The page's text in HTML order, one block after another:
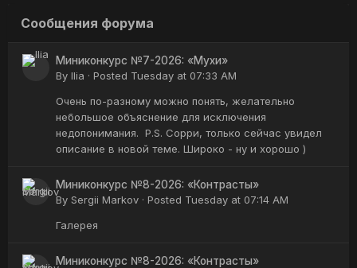
Сообщения форума
Миниконкурс №7-2026: «Мухи»
By Ilia · Posted Tuesday at 07:33 AM
Очень по-разному можно понять, желательно
небольшое объяснение для исключения
недопонимания. P.S. Сорри, только сейчас увидел
описание в новой теме. Широко - ну и хорошо )
Миниконкурс №8-2026: «Контрасты»
By Sergii Markov · Posted Tuesday at 07:14 AM
Галерея
Миниконкурс №8-2026: «Контрасты»